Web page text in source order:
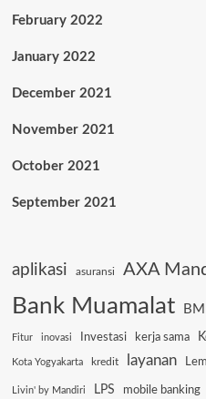
February 2022
January 2022
December 2021
November 2021
October 2021
September 2021
aplikasi asuransi AXA
Bank Muamalat
Fitur inovasi Investasi kerja sama
Kota Yogyakarta kredit layanan
Livin' by Mandiri LPS mobile banking